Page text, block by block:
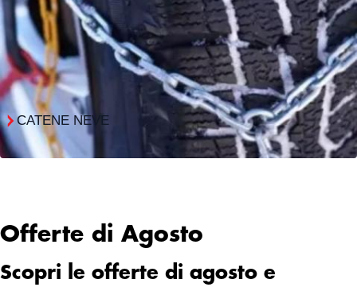
CATENE NEVE
Offerte di Agosto
Scopri le offerte di agosto e